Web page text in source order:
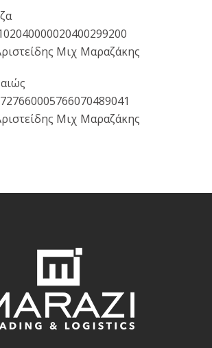
Μιχ Μαραζάκης
Μιχ Μαραζάκης